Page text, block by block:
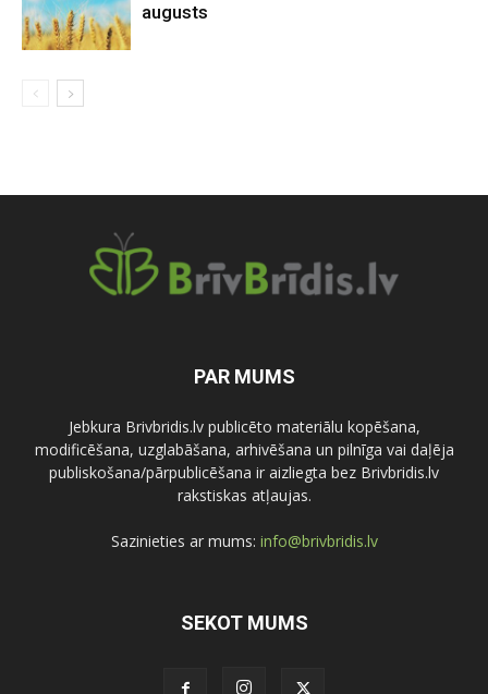
augusts
PAR MUMS
Jebkura Brivbridis.lv publicēto materiālu kopēšana,
modificēšana, uzglabāšana, arhivēšana un pilnīga vai daļēja
publiskošana/pārpublicēšana ir aizliegta bez Brivbridis.lv
rakstiskas atļaujas.
Sazinieties ar mums: info@brivbridis.lv
SEKOT MUMS